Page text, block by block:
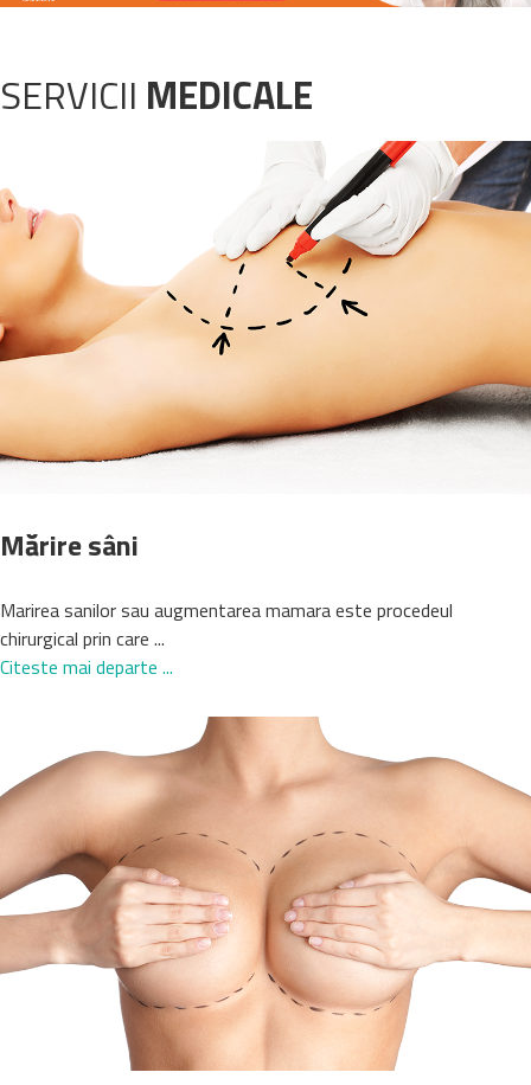
SERVICII MEDICALE
Mărire sâni
Marirea sanilor sau augmentarea mamara este procedeul
chirurgical prin care ...
Citeste mai departe ...